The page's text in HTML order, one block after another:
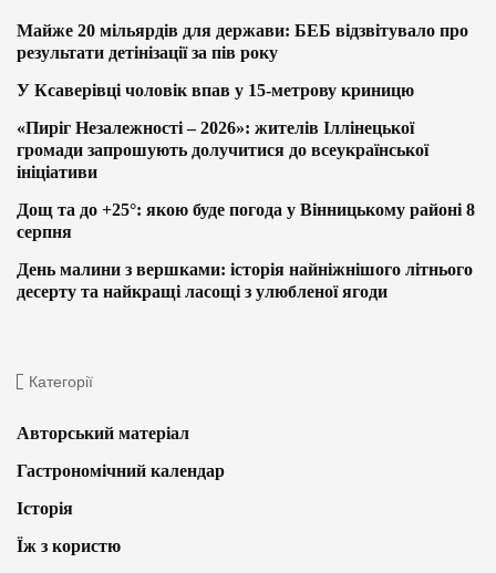
Майже 20 мільярдів для держави: БЕБ відзвітувало про
результати детінізації за пів року
У Ксаверівці чоловік впав у 15-метрову криницю
«Пиріг Незалежності – 2026»: жителів Іллінецької
громади запрошують долучитися до всеукраїнської
ініціативи
Дощ та до +25°: якою буде погода у Вінницькому районі 8
серпня
День малини з вершками: історія найніжнішого літнього
десерту та найкращі ласощі з улюбленої ягоди
Категорії
Авторський матеріал
Гастрономічний календар
Історія
Їж з користю